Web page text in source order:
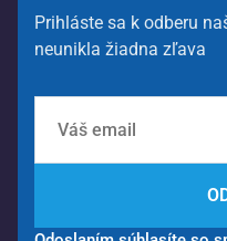
Prihláste sa k odberu
neunikla žiadna zľava